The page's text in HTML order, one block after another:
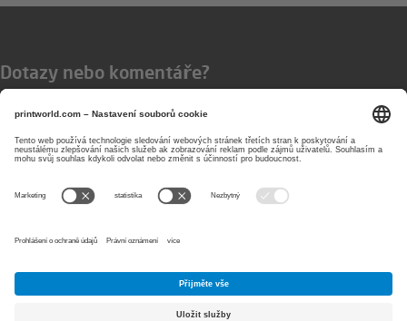
Dotazy nebo komentáře?
Zastihnete násv pracovní dny
od 8:00 do 17:00
800 720714
service@printworld.cz
MasterCard
Visa
na